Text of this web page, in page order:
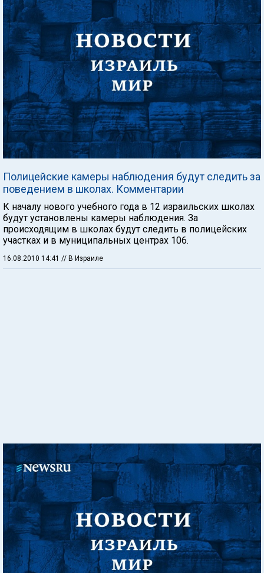
Полицейские камеры наблюдения будут следить за
поведением в школах. Комментарии
К началу нового учебного года в 12 израильских школах
будут установлены камеры наблюдения. За
происходящим в школах будут следить в полицейских
участках и в муниципальных центрах 106.
16.08.2010 14:41 // В Израиле